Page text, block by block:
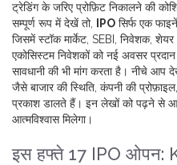
ट्रेडिंग के जरिए प्रोफ़िट निकालने की
सम्पूर्ण रूप में देखें तो,
IPO सिर्फ एक
जिसमें स्टॉक मार्केट, SEBI, निवेशक,
एकोसिस्टम निवेशकों को नई अवसर
सावधानी की भी मांग करता है। नीचे
जैसे बाजार की स्थिति, कंपनी की
प्रकाश डालते हैं। इन लेखों को पढ़ने से
आत्मविश्वास मिलेगा।
इस हफ्ते 17 IPO ओपन: